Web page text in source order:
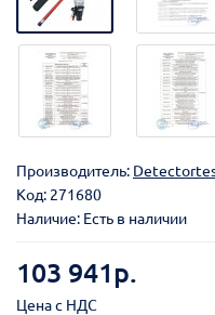
Производитель:
Код: 271680
Наличие: Есть в наличии
103 941р.
Цена с НДС